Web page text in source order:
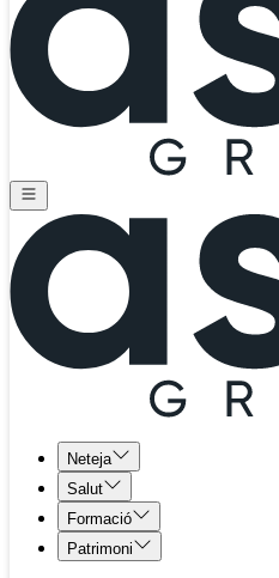
Neteja
Salut
Formació
Patrimoni